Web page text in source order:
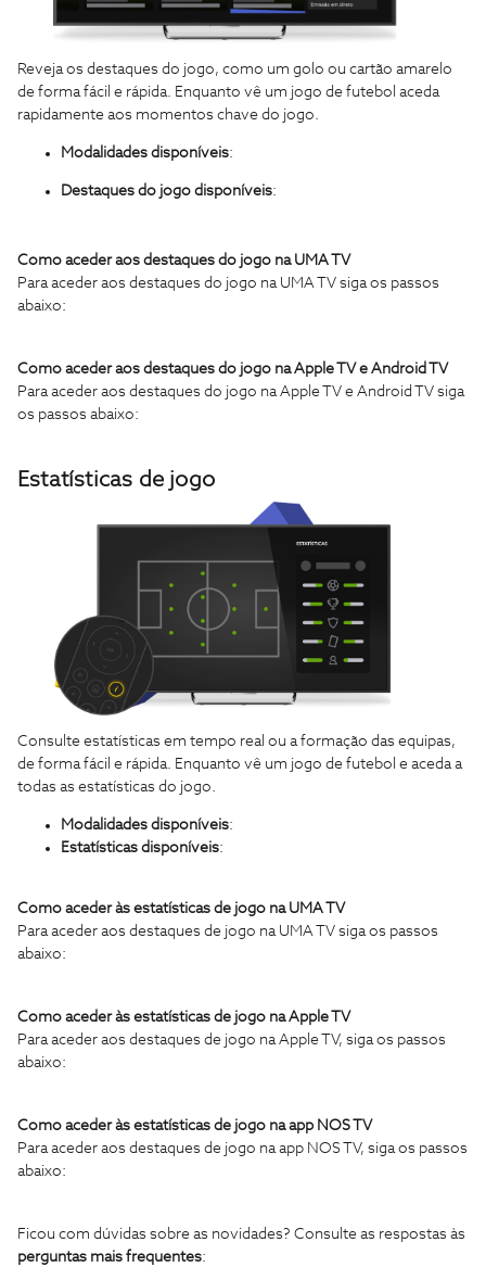
Reveja os destaques do jogo, como um golo ou cartão amarelo
de forma fácil e rápida. Enquanto vê um jogo de futebol aceda
rapidamente aos momentos chave do jogo.
Modalidades disponíveis:
Destaques do jogo disponíveis:
Como aceder aos destaques do jogo na UMA TV
Para aceder aos destaques do jogo na UMA TV siga os passos
abaixo:
Como aceder aos destaques do jogo na Apple TV e Android TV
Para aceder aos destaques do jogo na Apple TV e Android TV siga
os passos abaixo:
Estatísticas de jogo
Consulte estatísticas em tempo real ou a formação das equipas,
de forma fácil e rápida. Enquanto vê um jogo de futebol e aceda a
todas as estatísticas do jogo.
Modalidades disponíveis:
Estatísticas disponíveis:
Como aceder às estatísticas de jogo na UMA TV
Para aceder aos destaques de jogo na UMA TV siga os passos
abaixo:
Como aceder às estatísticas de jogo na Apple TV
Para aceder aos destaques de jogo na Apple TV, siga os passos
abaixo:
Como aceder às estatísticas de jogo na app NOS TV
Para aceder aos destaques de jogo na app NOS TV, siga os passos
abaixo:
Ficou com dúvidas sobre as novidades? Consulte as respostas às
perguntas mais frequentes: